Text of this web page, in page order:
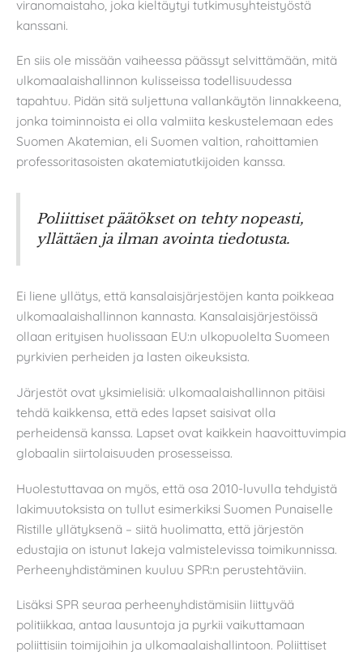
viranomaistaho, joka kieltäytyi tutkimusyhteistyöstä
kanssani.
En siis ole missään vaiheessa päässyt selvittämään, mitä
ulkomaalaishallinnon kulisseissa todellisuudessa
tapahtuu. Pidän sitä suljettuna vallankäytön linnakkeena,
jonka toiminnoista ei olla valmiita keskustelemaan edes
Suomen Akatemian, eli Suomen valtion, rahoittamien
professoritasoisten akatemiatutkijoiden kanssa.
Poliittiset päätökset on tehty nopeasti,
yllättäen ja ilman avointa tiedotusta.
Ei liene yllätys, että kansalaisjärjestöjen kanta poikkeaa
ulkomaalaishallinnon kannasta. Kansalaisjärjestöissä
ollaan erityisen huolissaan EU:n ulkopuolelta Suomeen
pyrkivien perheiden ja lasten oikeuksista.
Järjestöt ovat yksimielisiä: ulkomaalaishallinnon pitäisi
tehdä kaikkensa, että edes lapset saisivat olla
perheidensä kanssa. Lapset ovat kaikkein haavoittuvimpia
globaalin siirtolaisuuden prosesseissa.
Huolestuttavaa on myös, että osa 2010-luvulla tehdyistä
lakimuutoksista on tullut esimerkiksi Suomen Punaiselle
Ristille yllätyksenä – siitä huolimatta, että järjestön
edustajia on istunut lakeja valmistelevissa toimikunnissa.
Perheenyhdistäminen kuuluu SPR:n perustehtäviin.
Lisäksi SPR seuraa perheenyhdistämisiin liittyvää
politiikkaa, antaa lausuntoja ja pyrkii vaikuttamaan
poliittisiin toimijoihin ja ulkomaalaishallintoon. Poliittiset